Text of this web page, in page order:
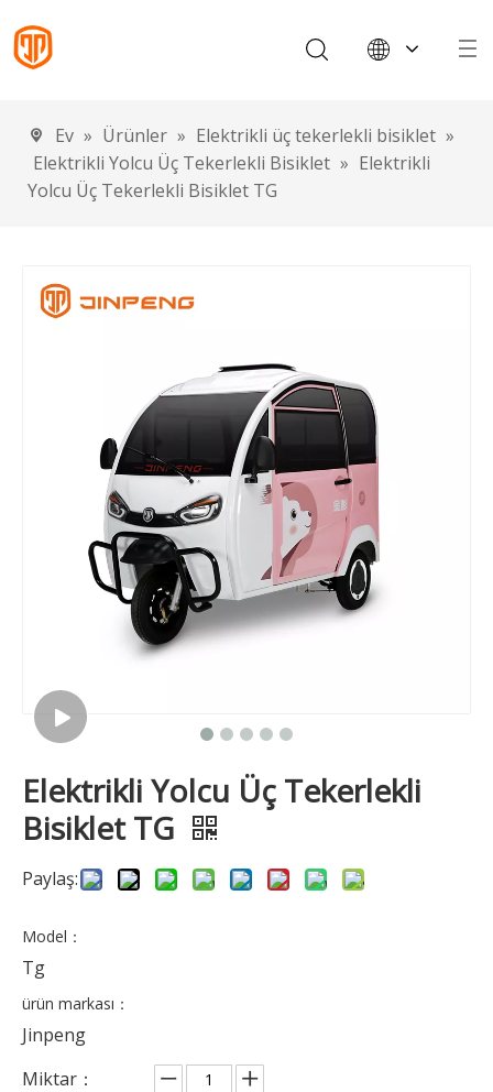
Español
Português
Ev » Ürünler » Elektrikli üç tekerlekli bisiklet »
Elektrikli Yolcu Üç Tekerlekli Bisiklet » Elektrikli
Yolcu Üç Tekerlekli Bisiklet TG
Elektrikli Yolcu Üç Tekerlekli
Bisiklet TG
Paylaş:
Model：
Tg
ürün markası：
Jinpeng
Miktar：